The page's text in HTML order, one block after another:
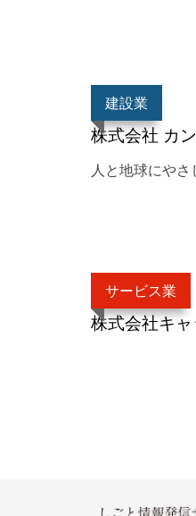
建設業
株式会社 カ
人と地球にやさ
サービス業
株式会社キ